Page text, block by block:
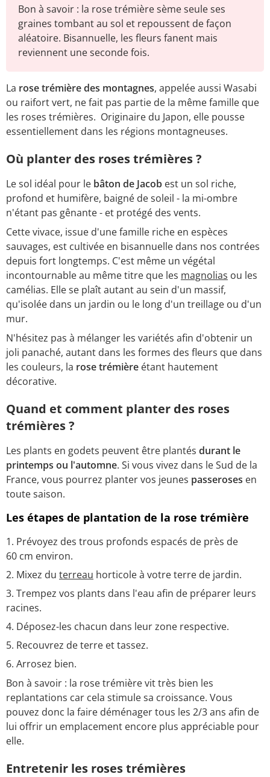
Bon à savoir : la rose trémière sème seule ses
graines tombant au sol et repoussent de façon
aléatoire. Bisannuelle, les fleurs fanent mais
reviennent une seconde fois.
La rose trémière des montagnes, appelée aussi Wasabi
ou raifort vert, ne fait pas partie de la même famille que
les roses trémières. Originaire du Japon, elle pousse
essentiellement dans les régions montagneuses.
Où planter des roses trémières ?
Le sol idéal pour le bâton de Jacob est un sol riche,
profond et humifère, baigné de soleil - la mi-ombre
n'étant pas gênante - et protégé des vents.
Cette vivace, issue d'une famille riche en espèces
sauvages, est cultivée en bisannuelle dans nos contrées
depuis fort longtemps. C'est même un végétal
incontournable au même titre que les magnolias ou les
camélias. Elle se plaît autant au sein d'un massif,
qu'isolée dans un jardin ou le long d'un treillage ou d'un
mur.
N'hésitez pas à mélanger les variétés afin d'obtenir un
joli panaché, autant dans les formes des fleurs que dans
les couleurs, la rose trémière étant hautement
décorative.
Quand et comment planter des roses
trémières ?
Les plants en godets peuvent être plantés durant le
printemps ou l'automne. Si vous vivez dans le Sud de la
France, vous pourrez planter vos jeunes passeroses en
toute saison.
Les étapes de plantation de la rose trémière
Prévoyez des trous profonds espacés de près de
60 cm environ.
Mixez du terreau horticole à votre terre de jardin.
Trempez vos plants dans l'eau afin de préparer leurs
racines.
Déposez-les chacun dans leur zone respective.
Recouvrez de terre et tassez.
Arrosez bien.
Bon à savoir : la rose trémière vit très bien les
replantations car cela stimule sa croissance. Vous
pouvez donc la faire déménager tous les 2/3 ans afin de
lui offrir un emplacement encore plus appréciable pour
elle.
Entretenir les roses trémières